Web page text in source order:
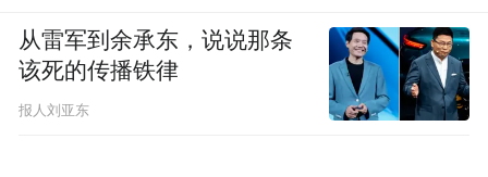
从雷军到余承东，说说那条
该死的传播铁律
报人刘亚东